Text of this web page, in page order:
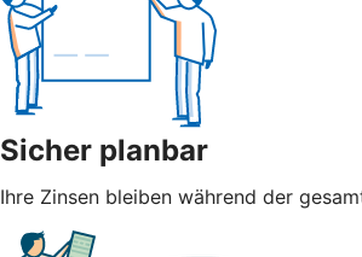
Sicher planbar
Ihre Zinsen bleiben während der